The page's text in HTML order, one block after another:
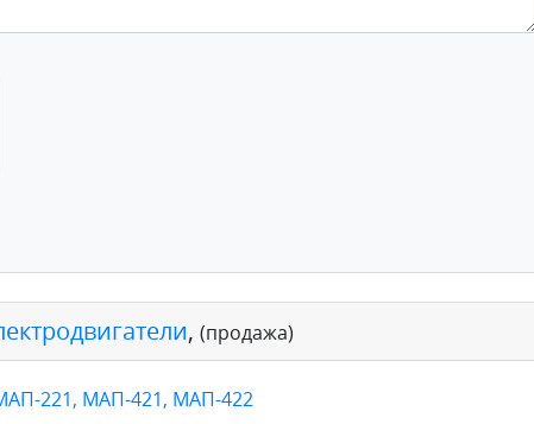
, (продажа)
221, МАП-421, МАП-422